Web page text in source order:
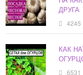
ДРУГА
4245
КАК
6531